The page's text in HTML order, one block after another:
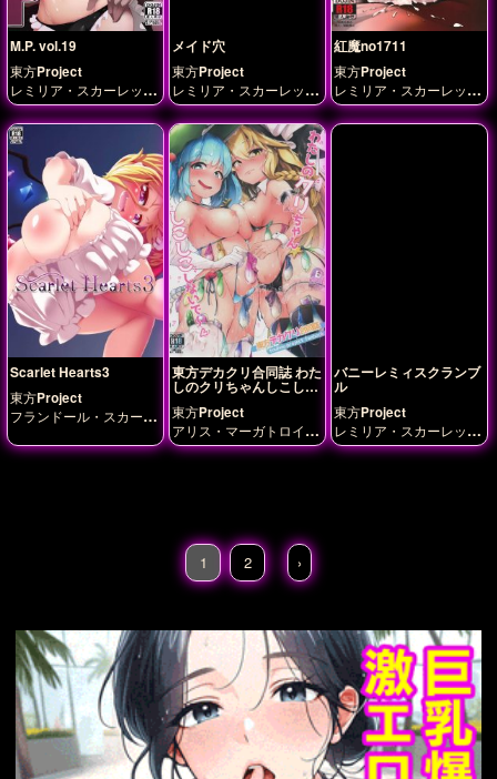
M.P. vol.19
東方Project
レミリア・スカーレッ
ト
メイド穴
東方Project
レミリア・スカーレッ
ト 十六夜咲夜
紅魔no1711
東方Project
レミリア・スカーレッ
ト
Scarlet Hearts3
東方Project
フランドール・スカーレ
レット
東方デカクリ合同誌 わた
しのクリちゃんしこしこ
しないで～
東方Project
アリス・マーガトロイ
ド チルノ ドレミー・ス
古明地こいし 多々良小
傘
姫海棠はたて
星熊勇
儀
比那名居天子
河城に
とり 犬走椛 秋穣子 秋
院・イナバ 鈴瑚 霧雨魔
理沙 風見幽香 魂魄妖
夢
バニーレミィスクランブ
ル
東方Project
レミリア・スカーレッ
ト
1 2 ›